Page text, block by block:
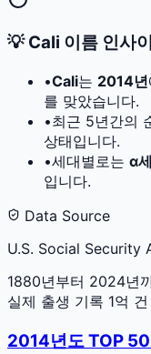
💡Cali 이름 인사
•Cali는 2014년
를 맞았습니다.
•최근 5년간의
상태입니다.
•세대별로는 α
입니다.
Data Source
U.S. Social Security
1880년부터 2024년
실제 출생 기록 1억
2014년도 TOP 50